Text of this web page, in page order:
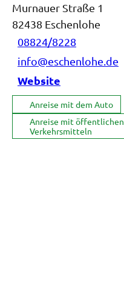
Murnauer Straße 1
82438 Eschenlohe
08824/8228
info@eschenlohe.de
Website
Anreise mit dem Auto
Anreise mit öffentlichen
Verkehrsmitteln